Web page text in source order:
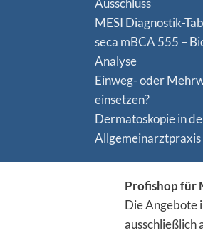
Ausschluss
MESI Diagnostik-
seca mBCA 555 –
Analyse
Einweg- oder
einsetzen?
Dermatoskopie in
Allgemeinarztpraxis
Profishop für
Die Angebote
ausschließlich